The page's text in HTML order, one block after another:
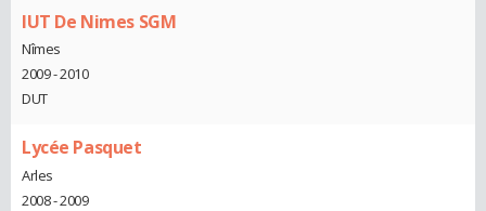
IUT De Nimes SGM
Nîmes
2009 - 2010
DUT
Lycée Pasquet
Arles
2008 - 2009